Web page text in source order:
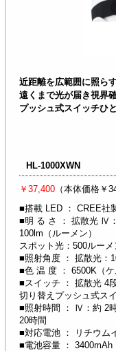
近距離を広範囲に照ら
遠くまで光が届き視界
プッシュ式スイッチひ
HL-1000XWN
￥37,400 （本体価格￥
■搭載 LED ： CREE社
■明 る さ ： 拡散光 Ⅳ
100lm（ルーメン）
スポット光：500ルーメ
■照射角度 ： 拡散光：
■色 温 度 ： 6500K（ケ
■スイッチ ： 拡散光 4
切り替えプッシュ式ス
■照射時間 ： Ⅳ：約 2
20時間
■対応電池 ： リチウム
■電池容量 ： 3400mAh